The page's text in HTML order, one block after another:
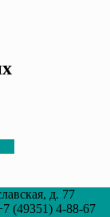
д. 77
(49351) 4-88-67